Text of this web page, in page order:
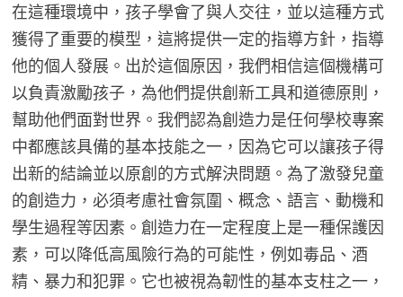
在這種環境中，孩子學會了與人交往，並以這種方式
獲得了重要的模型，這將提供一定的指導方針，指導
他的個人發展。出於這個原因，我們相信這個機構可
以負責激勵孩子，為他們提供創新工具和道德原則，
幫助他們面對世界。我們認為創造力是任何學校專案
中都應該具備的基本技能之一，因為它可以讓孩子得
出新的結論並以原創的方式解決問題。為了激發兒童
的創造力，必須考慮社會氛圍、概念、語言、動機和
學生過程等因素。創造力在一定程度上是一種保護因
素，可以降低高風險行為的可能性，例如毒品、酒
精、暴力和犯罪。它也被視為韌性的基本支柱之一，